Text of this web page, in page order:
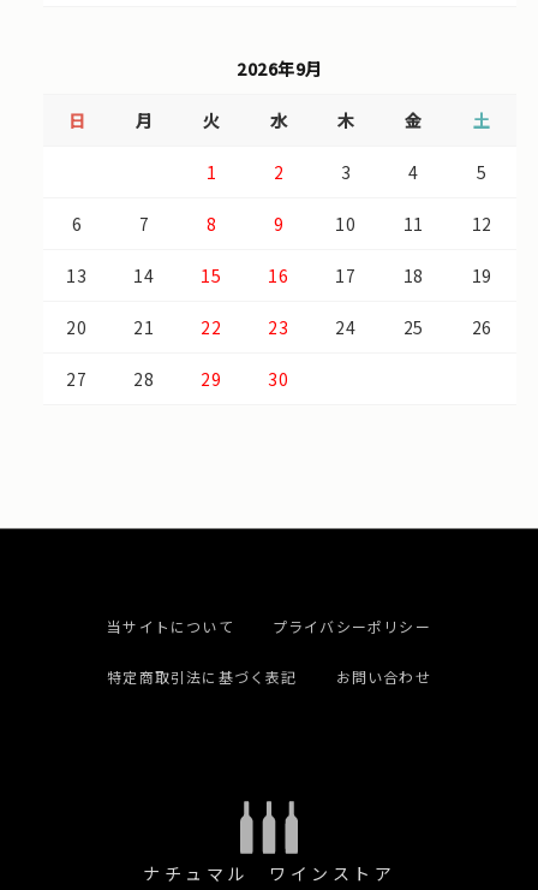
2026年9月
日 月 火 水 木 金 土
1 2 3 4 5
6 7 8 9 10 11 12
13 14 15 16 17 18 19
20 21 22 23 24 25 26
27 28 29 30
当サイトについて プライバシーポリシー
特定商取引法に基づく表記 お問い合わせ
ナチュマル ワインストア